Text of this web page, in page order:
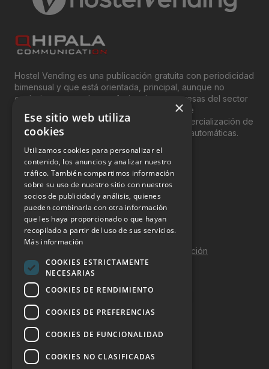
4784
Fecha de publicación de producto:
Hostel Vending es una publicación gratuita con periodicidad
bimensual y que está orientada, principal, aunque no
exclusivamente, a los profesionales y empresas del sector
del “Vending”; nombre con el que se conoce
genéricamente entre profesionales a la comercialización de
productos y servicios a través de máquinas automáticas.
INFORMACIÓN LEGAL
Aviso Legal
Política de Privacidad
Política de Cookies
Política de calidad y seguridad de la información
Contacto
DOSSIER Y CONTRATACIÓN
Dossier 2026 (ES)
×
Ese sitio web utiliza
cookies
Utilizamos cookies para personalizar el
contenido, los anuncios y analizar nuestro
tráfico. También compartimos información
sobre su uso de nuestro sitio con nuestros
socios de publicidad y análisis, quienes
pueden combinarla con otra información
que les haya proporcionado o que hayan
recopilado a partir del uso de sus servicios.
Más información
COOKIES ESTRICTAMENTE
NECESARIAS
COOKIES DE RENDIMIENTO
COOKIES DE PREFERENCIAS
COOKIES DE FUNCIONALIDAD
COOKIES NO CLASIFICADAS